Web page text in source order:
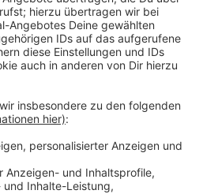
Ihre
um den YouTube
zu laden!
einen Service eines
um Videoinhalte
Dieser Service kann
Ihren Aktivitäten
lesen Sie die